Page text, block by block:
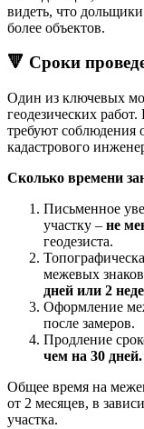
видеть, что
более объектов.
🔻 Сроки
Один из ключевых
геодезических
требуют соблюдения
кадастрового
Сколько времени
Письменное
участку – не
геодезиста.
межевых
дней или 2
Оформление
после замеров.
Продление
чем на 30 дней.
Общее время на
от 2 месяцев, в
участка.